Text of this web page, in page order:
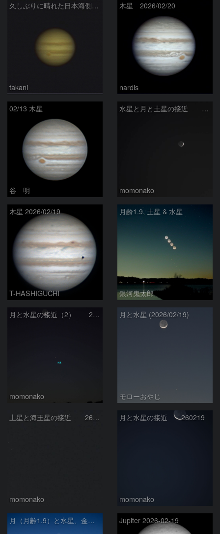
久しぶりに晴れた日本海側での木星
takani
木星 2026/02/20
nardis
02/13 木星
谷 明
水星と月と土星の接近 260219
momonako
木星 2026/02/19
T-HASHIGUCHI
月齢1.9, 土星 & 水星
銀河鬼太郎
月と水星の接近（2） 260219
momonako
月と水星 (2026/02/19)
モローおやじ
土星と海王星の接近 260219
momonako
月と水星の接近 260219
momonako
月（月齢1.9）と水星、金星、土星の接近 Jupiter 2026-02-19